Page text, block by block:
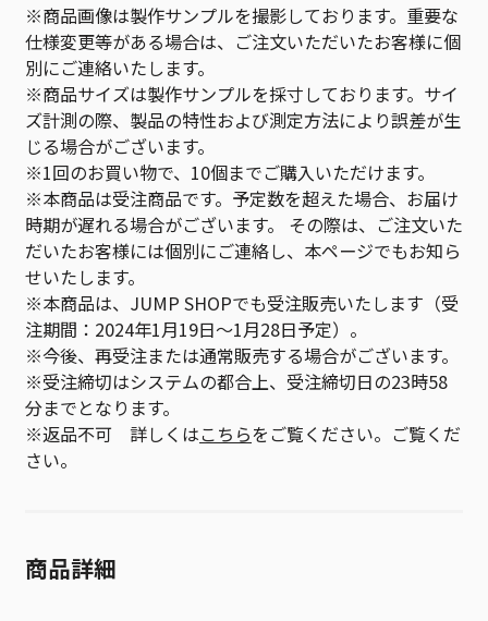
※商品画像は製作サンプルを撮影しております。重要な
仕様変更等がある場合は、ご注文いただいたお客様に個
別にご連絡いたします。
※商品サイズは製作サンプルを採寸しております。サイ
ズ計測の際、製品の特性および測定方法により誤差が生
じる場合がございます。
※1回のお買い物で、10個までご購入いただけます。
※本商品は受注商品です。予定数を超えた場合、お届け
時期が遅れる場合がございます。 その際は、ご注文いた
だいたお客様には個別にご連絡し、本ページでもお知ら
せいたします。
※本商品は、JUMP SHOPでも受注販売いたします（受
注期間：2024年1月19日～1月28日予定）。
※今後、再受注または通常販売する場合がございます。
※受注締切はシステムの都合上、受注締切日の23時58
分までとなります。
※返品不可 詳しくはこちらをご覧ください。ご覧くだ
さい。
商品詳細